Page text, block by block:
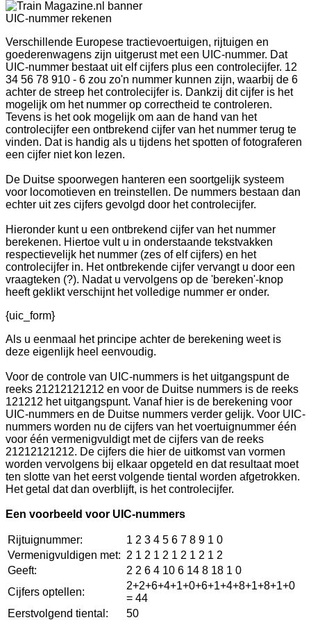
UIC-nummer rekenen
Verschillende Europese tractievoertuigen, rijtuigen en
goederenwagens zijn uitgerust met een UIC-nummer. Dat
UIC-nummer bestaat uit elf cijfers plus een controlecijfer. 12
34 56 78 910 - 6 zou zo'n nummer kunnen zijn, waarbij de 6
achter de streep het controlecijfer is. Dankzij dit cijfer is het
mogelijk om het nummer op correctheid te controleren.
Tevens is het ook mogelijk om aan de hand van het
controlecijfer een ontbrekend cijfer van het nummer terug te
vinden. Dat is handig als u tijdens het spotten of fotograferen
een cijfer niet kon lezen.
De Duitse spoorwegen hanteren een soortgelijk systeem
voor locomotieven en treinstellen. De nummers bestaan dan
echter uit zes cijfers gevolgd door het controlecijfer.
Hieronder kunt u een ontbrekend cijfer van het nummer
berekenen. Hiertoe vult u in onderstaande tekstvakken
respectievelijk het nummer (zes of elf cijfers) en het
controlecijfer in. Het ontbrekende cijfer vervangt u door een
vraagteken (?). Nadat u vervolgens op de 'bereken'-knop
heeft geklikt verschijnt het volledige nummer er onder.
{uic_form}
Als u eenmaal het principe achter de berekening weet is
deze eigenlijk heel eenvoudig.
Voor de controle van UIC-nummers is het uitgangspunt de
reeks 21212121212 en voor de Duitse nummers is de reeks
121212 het uitgangspunt. Vanaf hier is de berekening voor
UIC-nummers en de Duitse nummers verder gelijk. Voor UIC-
nummers worden nu de cijfers van het voertuignummer één
voor één vermenigvuldigt met de cijfers van de reeks
21212121212. De cijfers die hier de uitkomst van vormen
worden vervolgens bij elkaar opgeteld en dat resultaat moet
ten slotte van het eerst volgende tiental worden afgetrokken.
Het getal dat dan overblijft, is het controlecijfer.
Een voorbeeld voor UIC-nummers
Rijtuignummer:
1 2 3 4 5 6 7 8 9 1 0
Vermenigvuldigen met: 2 1 2 1 2 1 2 1 2 1 2
Geeft:
2 2 6 4 10 6 14 8 18 1 0
Cijfers optellen:
2+2+6+4+1+0+6+1+4+8+1+8+1+0
= 44
Eerstvolgend tiental:
50